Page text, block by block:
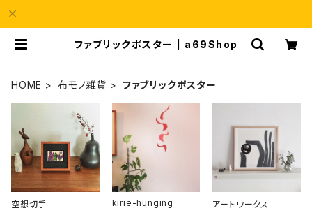
ファブリックポスター | a69Shop
HOME 布モノ雑貨 ファブリックポスター
空想切手 kirie-hunging アートワークス